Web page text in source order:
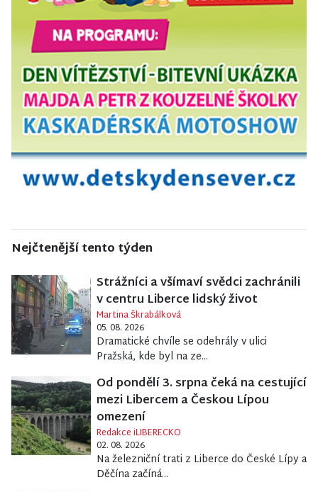
Nejčtenější tento týden
Strážníci a všímaví svědci zachránili
v centru Liberce lidský život
Martina Škrabálková
05. 08. 2026
Dramatické chvíle se odehrály v ulici
Pražská, kde byl na ze...
Od pondělí 3. srpna čeká na cestující
mezi Libercem a Českou Lípou
omezení
Redakce iLIBERECKO
02. 08. 2026
Na železniční trati z Liberce do České Lípy a
Děčína začíná...